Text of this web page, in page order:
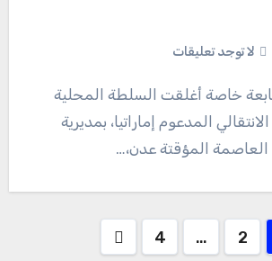
لا توجد تعليقات
المدعوم إماراتيا، بمديرية
المؤقتة عدن،…
2
…
4